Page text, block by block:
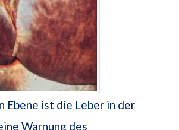
Ebene ist die Leber in der
Warnung des